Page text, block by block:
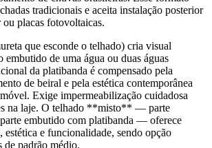
tradicionais e aceita instalação posterior
placas fotovoltaicas.
que esconde o telhado) cria visual
embutido de uma água ou duas águas
da platibanda é compensado pela
de beiral e pela estética contemporânea
Exige impermeabilização cuidadosa
na laje. O telhado **misto** — parte
embutido com platibanda — oferece
e funcionalidade, sendo opção
de padrão médio.